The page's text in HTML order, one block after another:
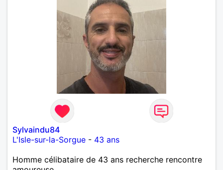
Sylvaindu84
L'Isle-sur-la-Sorgue - 43 ans
Homme célibataire de 43 ans recherche rencontre